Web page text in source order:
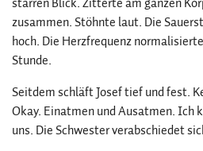
zusammen. Stöhnte laut. Die
hoch. Die Herzfrequenz
Stunde.
Seitdem schläft Josef tief und fest.
Okay. Einatmen und Ausatmen. Ich
uns. Die Schwester verabschiedet